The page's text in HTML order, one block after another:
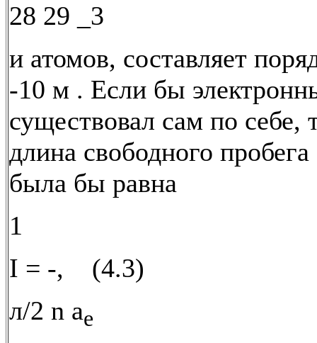
28 29 _3
и атомов, составляет
-10 м . Если бы
существовал сам по себе,
длина свободного пробега
была бы равна
1
I = -, (4.3)
л/2 n ае